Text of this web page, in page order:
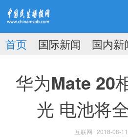
播
首页 国际新闻 国内新
华为Mate 20
光 电池将
互联网 2018-08-